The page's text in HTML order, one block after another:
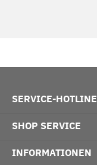
SERVICE-HOTLINE
SHOP SERVICE
INFORMATIONEN